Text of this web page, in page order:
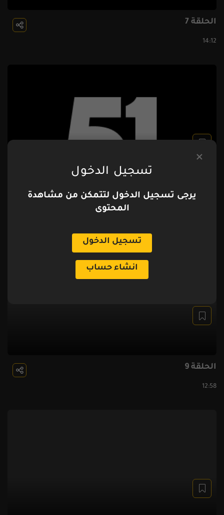
الحلقة 7
14:12
الحلقة 8
الحلقة 9
12:58
تسجيل الدخول
يرجى تسجيل الدخول لتتمكن من مشاهدة
المحتوى
تسجيل الدخول
انشاء حساب